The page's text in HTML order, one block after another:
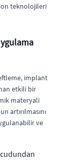
teknolojileri
implant
etkili bir
materyali
artırılmasını
ve